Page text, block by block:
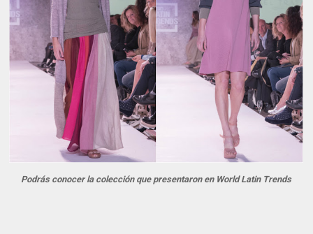
Podrás conocer la colección que presentaron en World Latin Trends